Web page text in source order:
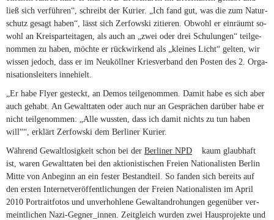
ließ sich ver­füh­ren“, schreibt der Ku­rier. „Ich fand gut, was die zum Na­tur­
schutz ge­sagt ha­ben“, lässt sich Zer­fow­ski zi­tie­ren. Ob­wohl er ein­räumt so­
wohl an Kreis­par­tei­ta­gen, als auch an „zwei oder drei Schu­lun­gen“ teil­ge­
nom­men zu ha­ben, möchte er rück­wir­kend als „klei­nes Licht“ gel­ten, wir
wis­sen je­doch, dass er im Neu­köll­ner Kries­ver­band den Pos­ten des 2. Or­ga­
ni­sa­ti­ons­lei­ters innehielt.
„Er habe Flyer ge­steckt, an De­mos teil­ge­nom­men. Da­mit habe es sich aber
auch ge­habt. An Ge­walt­ta­ten oder auch nur an Ge­sprä­chen dar­über habe er
nicht teil­ge­nom­men: „Alle wuss­ten, dass ich da­mit nichts zu tun ha­ben
will““, er­klärt Zer­fow­ski dem Ber­li­ner Kurier.
Wäh­rend Ge­walt­lo­sig­keit schon bei der Ber­li­ner NPD (link is external)
kaum glaub­haft
ist, wa­ren Ge­walt­ta­ten bei den ak­tio­nis­ti­schen Freien Na­tio­na­lis­ten Ber­lin
Mitte von An­be­ginn an ein fes­ter Be­stand­teil. So fan­den sich be­reits auf
den ers­ten In­ter­net­ver­öf­fent­li­chun­gen der Freien Na­tio­na­lis­ten im April
2010 Por­trait­fo­tos und un­ver­hoh­lene Ge­walt­an­dro­hun­gen ge­gen­über ver­
meint­li­chen Nazi-Gegner_innen. Zeit­gleich wur­den zwei Haus­pro­jekte und